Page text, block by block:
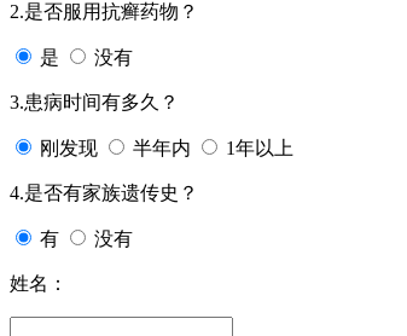
2.是否服用抗癣药物？
是 没有
3.患病时间有多久？
刚发现 半年内 1年以上
4.是否有家族遗传史？
有 没有
姓名：